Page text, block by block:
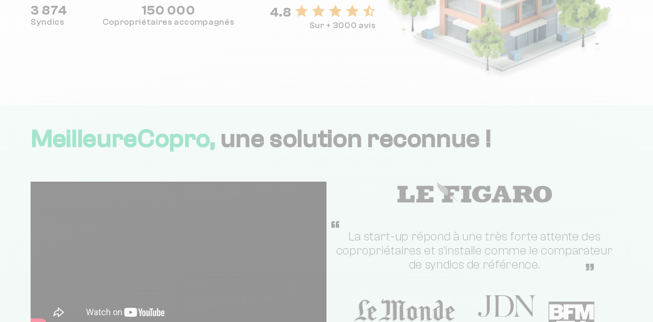
3 874
Syndics
150 000
Copropriétaires accompagnés
4.8
Sur + 3000 avis
MeilleureCopro, une solution reconnue !
“
La start-up répond à une très forte attente des
copropriétaires et s'installe comme le comparateur
de syndics de référence.
”